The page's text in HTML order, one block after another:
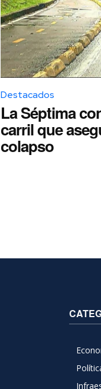
Destacados
La Séptima
carril que
colapso